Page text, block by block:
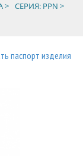
> СЕРИЯ: PPN >
паспорт изделия